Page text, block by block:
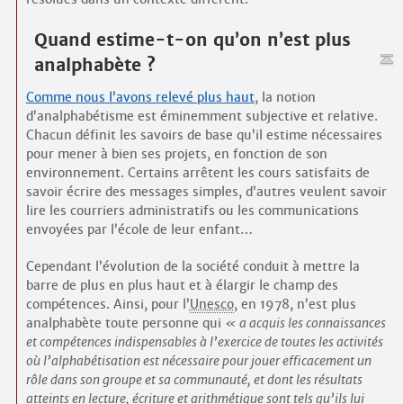
Quand estime-t-on qu’on n’est plus
analpha­bète ?
Comme nous l’avons relevé plus haut, la notion
d’analphabétisme est éminemment subjective et relative.
Chacun définit les savoirs de base qu’il estime nécessaires
pour mener à bien ses projets, en fonction de son
environnement. Certains arrêtent les cours satisfaits de
savoir écrire des messages simples, d’autres veulent savoir
lire les courriers administratifs ou les communications
envoyées par l’école de leur enfant…
Cependant l’évolution de la société conduit à mettre la
barre de plus en plus haut et à élargir le champ des
compétences. Ainsi, pour l’Unesco, en 1978, n’est plus
analpha­bète toute personne qui
a acquis les connaissances
et compétences indispensables à l’exercice de toutes les activités
où l’alpha­bétisation est nécessaire pour jouer efficacement un
rôle dans son groupe et sa communauté, et dont les résultats
atteints en lecture, écriture et arithmétique sont tels qu’ils lui